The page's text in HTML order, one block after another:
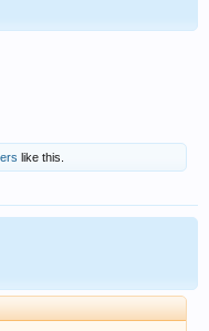
like this.